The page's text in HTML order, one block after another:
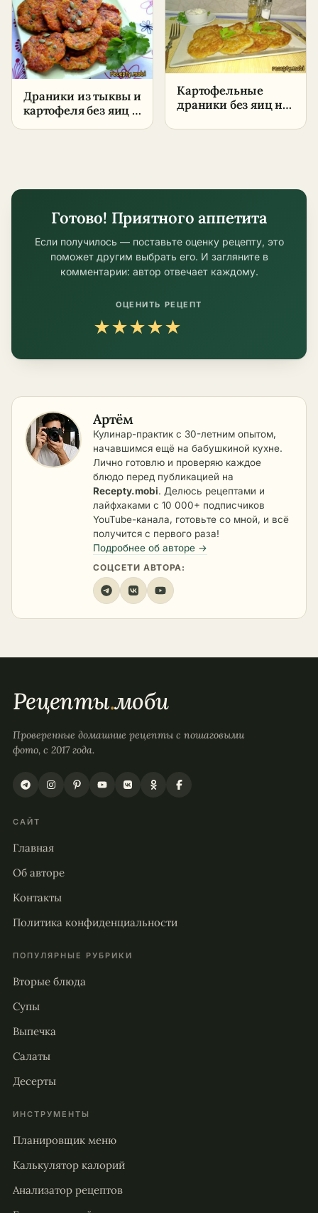
Драники из тыквы и
картофеля без яиц –
Картофельные
драники без яиц на
пошаговый рецепт
Готово! Приятного аппетита
Если получилось — поставьте оценку рецепту, это
поможет другим выбрать его. И загляните в
комментарии: автор отвечает каждому.
ОЦЕНИТЬ РЕЦЕПТ
★★★★★
Артём
Кулинар-практик с 30-летним опытом,
начавшимся ещё на бабушкиной кухне.
Лично готовлю и проверяю каждое
блюдо перед публикацией на
Recepty.mobi. Делюсь рецептами и
лайфхаками с 10 000+ подписчиков
YouTube-канала, готовьте со мной, и всё
получится с первого раза!
Подробнее об авторе →
СОЦСЕТИ АВТОРА:
Рецепты.моби
Проверенные домашние рецепты с пошаговыми
фото, с 2017 года.
САЙТ
Главная
Об авторе
Контакты
Политика конфиденциальности
ПОПУЛЯРНЫЕ РУБРИКИ
Вторые блюда
Супы
Выпечка
Салаты
Десерты
ИНСТРУМЕНТЫ
Планировщик меню
Калькулятор калорий
Анализатор рецептов